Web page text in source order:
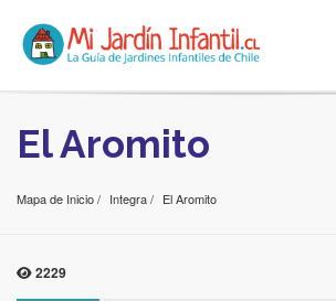
El Aromito
Mapa de Inicio Integra El Aromito
2229